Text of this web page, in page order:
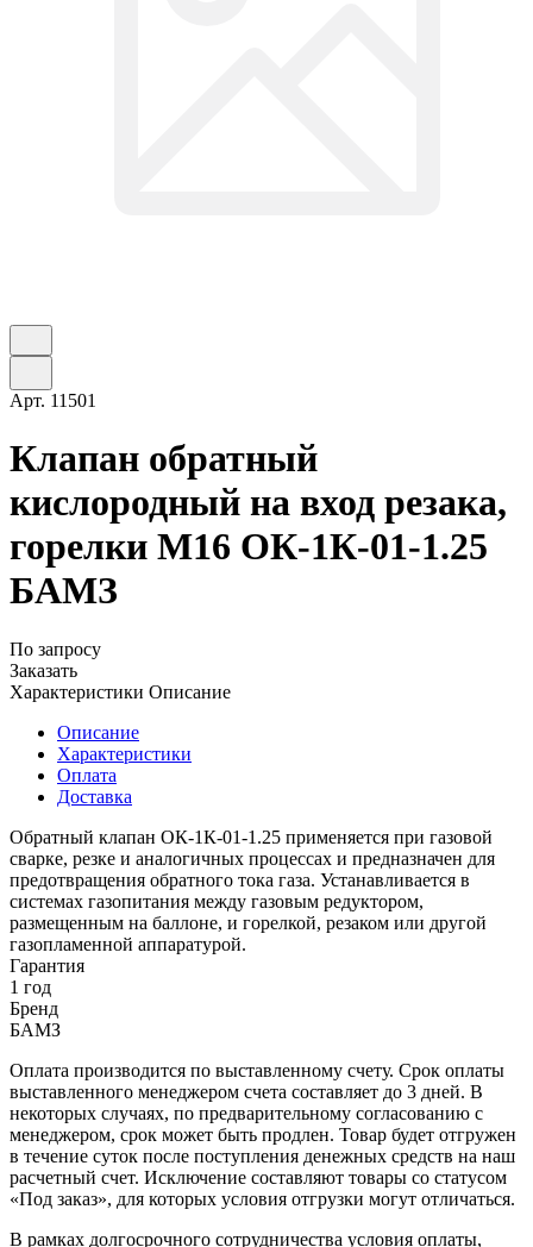
Арт. 11501
Клапан обратный
кислородный на вход резака,
горелки М16 ОК-1К-01-1.25
БАМЗ
По запросу
Заказать
Характеристики Описание
Описание
Характеристики
Оплата
Доставка
Обратный клапан ОК-1К-01-1.25 применяется при газовой
сварке, резке и аналогичных процессах и предназначен для
предотвращения обратного тока газа. Устанавливается в
системах газопитания между газовым редуктором,
размещенным на баллоне, и горелкой, резаком или другой
газопламенной аппаратурой.
Гарантия
1 год
Бренд
БАМЗ
Оплата производится по выставленному счету. Срок оплаты
выставленного менеджером счета составляет до 3 дней. В
некоторых случаях, по предварительному согласованию с
менеджером, срок может быть продлен. Товар будет отгружен
в течение суток после поступления денежных средств на наш
расчетный счет. Исключение составляют товары со статусом
«Под заказ», для которых условия отгрузки могут отличаться.
В рамках долгосрочного сотрудничества условия оплаты,